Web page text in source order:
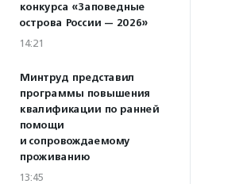
конкурса «Заповедные
острова России — 2026»
14:21
Минтруд представил
программы повышения
квалификации по ранней
помощи
и сопровождаемому
проживанию
13:45